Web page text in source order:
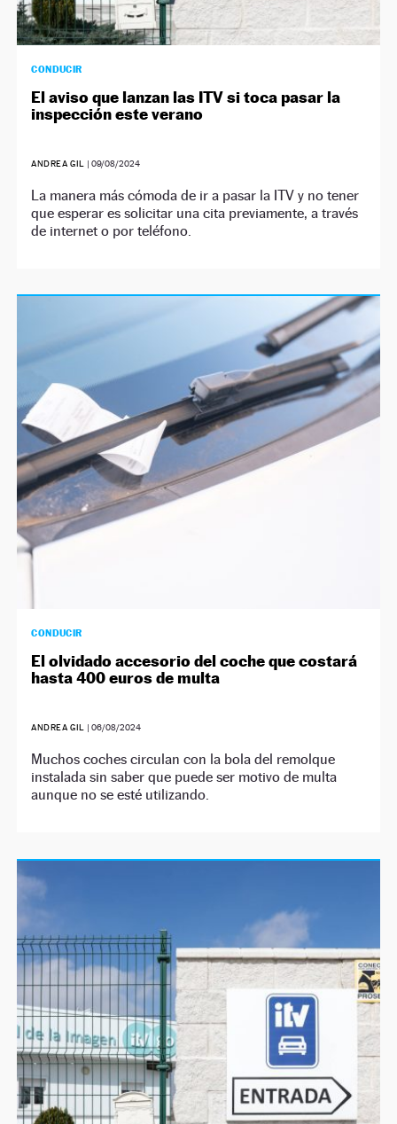
CONDUCIR
El aviso que lanzan las ITV si toca pasar la
inspección este verano
ANDREA GIL | 09/08/2024
La manera más cómoda de ir a pasar la ITV y no tener
que esperar es solicitar una cita previamente, a través
de internet o por teléfono.
CONDUCIR
El olvidado accesorio del coche que costará
hasta 400 euros de multa
ANDREA GIL | 06/08/2024
Muchos coches circulan con la bola del remolque
instalada sin saber que puede ser motivo de multa
aunque no se esté utilizando.